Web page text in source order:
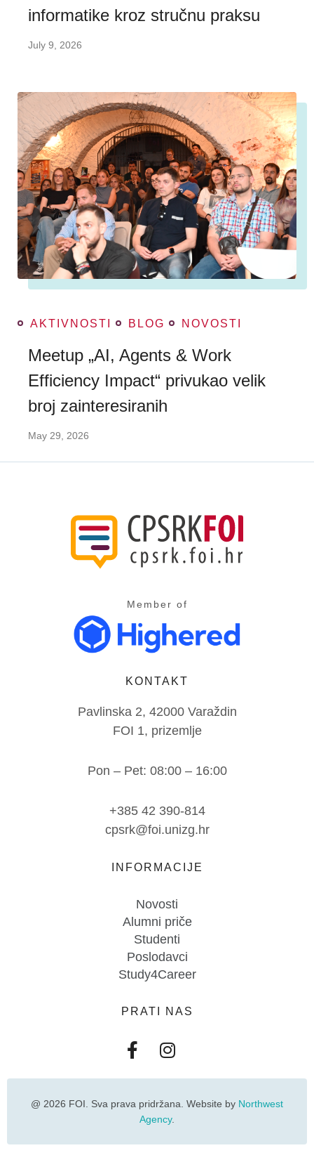
informatike kroz stručnu praksu
July 9, 2026
AKTIVNOSTI BLOG NOVOSTI
Meetup „AI, Agents & Work
Efficiency Impact“ privukao velik
broj zainteresiranih
May 29, 2026
Member of
KONTAKT
Pavlinska 2, 42000 Varaždin
FOI 1, prizemlje
Pon – Pet: 08:00 – 16:00
+385 42 390-814
cpsrk@foi.unizg.hr
INFORMACIJE
Novosti
Alumni priče
Studenti
Poslodavci
Study4Career
PRATI NAS
@ 2026 FOI. Sva prava pridržana. Website by Northwest
Agency.